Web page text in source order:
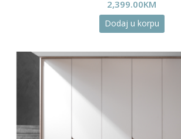
2,399.00KM
Dodaj u korpu